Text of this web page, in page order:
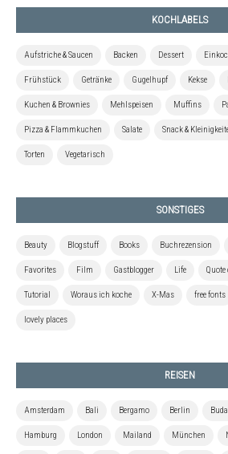
KOCHLABELS
Aufstriche & Saucen Backen Dessert
Frühstück Getränke Gugelhupf Kekse
Kuchen & Brownies Mehlspeisen Muffins
Pizza & Flammkuchen Salate Snack &
Torten Vegetarisch
SONSTIGES
Beauty Blogstuff Books Buchrezension
Favorites Film Gastblogger Life Quote
Tutorial Woraus ich koche X-Mas free fonts
lovely places
REISEN
Amsterdam Bali Bergamo Berlin
Hamburg London Mailand München